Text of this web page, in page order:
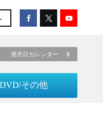
発売日カレンダー
その他